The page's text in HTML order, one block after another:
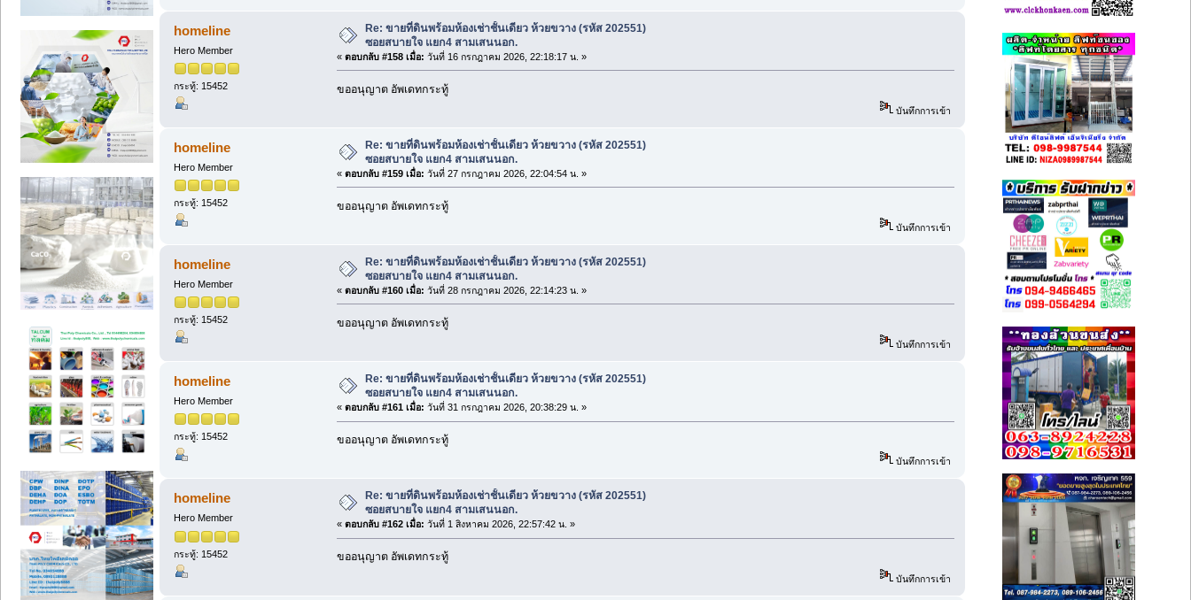
homeline
Hero Member
กระทู้: 15452
Re: ขายที่ดินพร้อมห้องเช่าชั้นเดียว ห้วยขวาง (รหัส 202551)
ซอยสบายใจ แยก4 สามเสนนอก.
« ตอบกลับ #158 เมื่อ: วันที่ 16 กรกฎาคม 2026, 22:18:17 น. »
ขออนุญาต อัพเดทกระทู้
บันทึกการเข้า
homeline
Hero Member
กระทู้: 15452
Re: ขายที่ดินพร้อมห้องเช่าชั้นเดียว ห้วยขวาง (รหัส 202551)
ซอยสบายใจ แยก4 สามเสนนอก.
« ตอบกลับ #159 เมื่อ: วันที่ 27 กรกฎาคม 2026, 22:04:54 น. »
ขออนุญาต อัพเดทกระทู้
บันทึกการเข้า
homeline
Hero Member
กระทู้: 15452
Re: ขายที่ดินพร้อมห้องเช่าชั้นเดียว ห้วยขวาง (รหัส 202551)
ซอยสบายใจ แยก4 สามเสนนอก.
« ตอบกลับ #160 เมื่อ: วันที่ 28 กรกฎาคม 2026, 22:14:23 น. »
ขออนุญาต อัพเดทกระทู้
บันทึกการเข้า
homeline
Hero Member
กระทู้: 15452
Re: ขายที่ดินพร้อมห้องเช่าชั้นเดียว ห้วยขวาง (รหัส 202551)
ซอยสบายใจ แยก4 สามเสนนอก.
« ตอบกลับ #161 เมื่อ: วันที่ 31 กรกฎาคม 2026, 20:38:29 น. »
ขออนุญาต อัพเดทกระทู้
บันทึกการเข้า
homeline
Hero Member
กระทู้: 15452
Re: ขายที่ดินพร้อมห้องเช่าชั้นเดียว ห้วยขวาง (รหัส 202551)
ซอยสบายใจ แยก4 สามเสนนอก.
« ตอบกลับ #162 เมื่อ: วันที่ 1 สิงหาคม 2026, 22:57:42 น. »
ขออนุญาต อัพเดทกระทู้
บันทึกการเข้า